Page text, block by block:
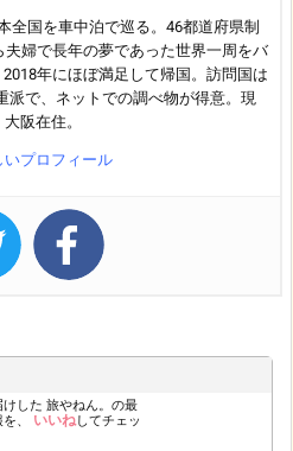
全国を車中泊で巡る。46都道府県制
婦で長年の夢であった世界一周をバ
年にほぼ満足して帰国。訪問国は
派で、ネットでの調べ物が得意。現
阪在住。
いプロフィール
けした 旅やねん。の最
、
いいねしてチェッ